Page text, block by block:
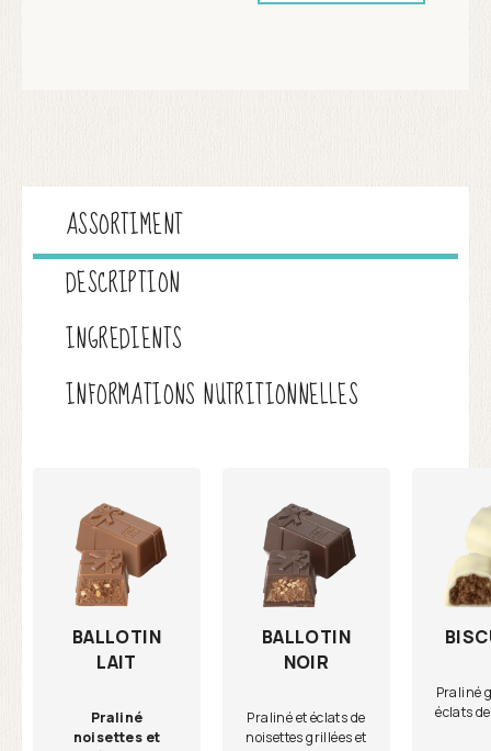
ASSORTIMENT
DESCRIPTION
INGREDIENTS
INFORMATIONS NUTRITIONNELLES
BALLOTIN
LAIT
Praliné
noisettes et
BALLOTIN
NOIR
Praliné et éclats de
noisettes grillées et
Praliné
éclats